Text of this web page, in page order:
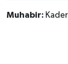
Muhabir: